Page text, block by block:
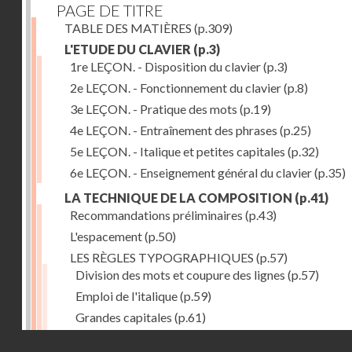
PAGE DE TITRE
TABLE DES MATIÈRES (p.309)
L'ETUDE DU CLAVIER (p.3)
1re LEÇON. - Disposition du clavier(p.3)
2e LEÇON. - Fonctionnement du clavier(p.8)
3e LEÇON. - Pratique des mots (p.19)
4e LEÇON. - Entraînement des phrases (p.25)
5e LEÇON. - Italique et petites capitales (p.32)
6e LEÇON. - Enseignement général du clavier(p.35)
LA TECHNIQUE DE LA COMPOSITION (p.41)
Recommandations préliminaires (p.43)
L'espacement(p.50)
LES RÈGLES TYPOGRAPHIQUES (p.57)
Division des mots et coupure des lignes (p.57)
Emploi de l'italique(p.59)
Grandes capitales (p.61)